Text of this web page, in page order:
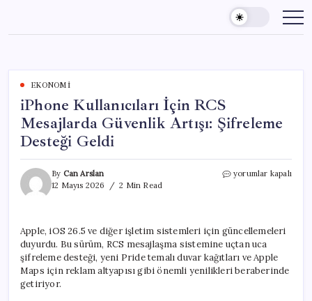
content
EKONOMI
iPhone Kullanıcıları İçin RCS
Mesajlarda Güvenlik Artışı: Şifreleme
Desteği Geldi
By Can Arslan
12 Mayıs 2026
2 Min Read
iPhone
Güvenlik
Artışı:
Şifreleme
Desteği
yorumlar kapalı
Apple, iOS 26.5 ve diğer işletim sistemleri için güncellemeleri
duyurdu. Bu sürüm, RCS mesajlaşma sistemine uçtan uca
şifreleme desteği, yeni Pride temalı duvar kağıtları ve Apple
Maps için reklam altyapısı gibi önemli yenilikleri beraberinde
getiriyor.